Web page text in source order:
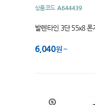
상품코드 A644439
발렌타인 3단 55x8 폰
6,040원